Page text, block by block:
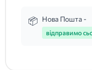
Нова Пошта -
відправимо